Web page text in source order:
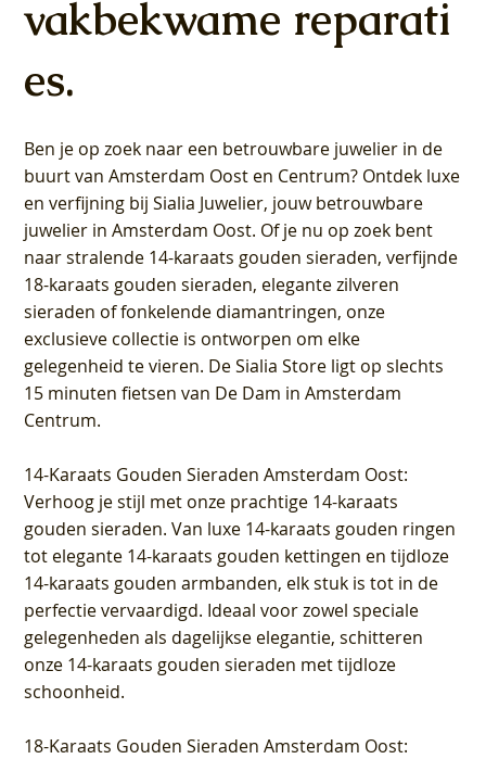
vakbekwame reparati
es.
Ben je op zoek naar een betrouwbare juwelier in de
buurt van Amsterdam Oost en Centrum? Ontdek luxe
en verfijning bij Sialia Juwelier, jouw betrouwbare
juwelier in Amsterdam Oost. Of je nu op zoek bent
naar stralende 14-karaats gouden sieraden, verfijnde
18-karaats gouden sieraden, elegante zilveren
sieraden of fonkelende diamantringen, onze
exclusieve collectie is ontworpen om elke
gelegenheid te vieren. De Sialia Store ligt op slechts
15 minuten fietsen van De Dam in Amsterdam
Centrum.
14-Karaats Gouden Sieraden Amsterdam Oost:
Verhoog je stijl met onze prachtige 14-karaats
gouden sieraden. Van luxe 14-karaats gouden ringen
tot elegante 14-karaats gouden kettingen en tijdloze
14-karaats gouden armbanden, elk stuk is tot in de
perfectie vervaardigd. Ideaal voor zowel speciale
gelegenheden als dagelijkse elegantie, schitteren
onze 14-karaats gouden sieraden met tijdloze
schoonheid.
18-Karaats Gouden Sieraden Amsterdam Oost: